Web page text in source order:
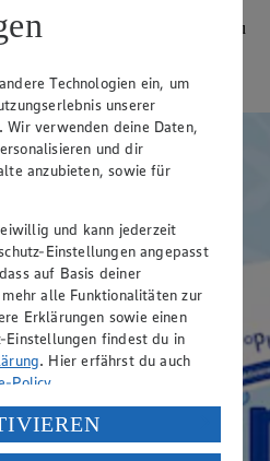
Genau deine Vielfalt. Genau
Preis.
Technologien ein, um
unserer
Wir verwenden deine Daten,
und dir
anzubieten, sowie für
und kann jederzeit
Einstellungen angepasst
auf Basis deiner
alle Funktionalitäten zur
Erklärungen sowie einen
Einstellungen findest du in
. Hier erfährst du auch
Policy.
Daten in den
YouTube: